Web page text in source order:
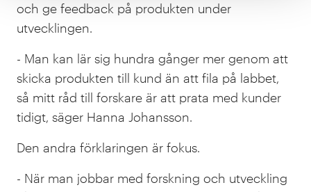
och ge feedback på produkten under
utvecklingen.
- Man kan lär sig hundra gånger mer genom att
skicka produkten till kund än att fila på labbet,
så mitt råd till forskare är att prata med kunder
tidigt, säger Hanna Johansson.
Den andra förklaringen är fokus.
- När man jobbar med forskning och utveckling